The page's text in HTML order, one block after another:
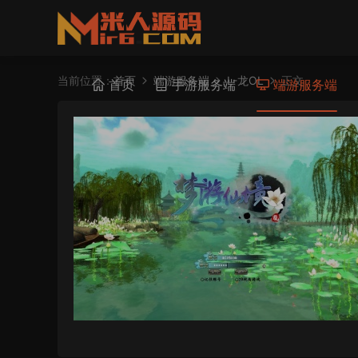
首页 手游服务端 端游服务端
当前位置：首页 端游服务端 L-龙OL 正文